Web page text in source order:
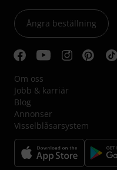
Ångra beställning
Om oss
Jobb & karriär
Blog
Annonser
Visselblåsarsystem